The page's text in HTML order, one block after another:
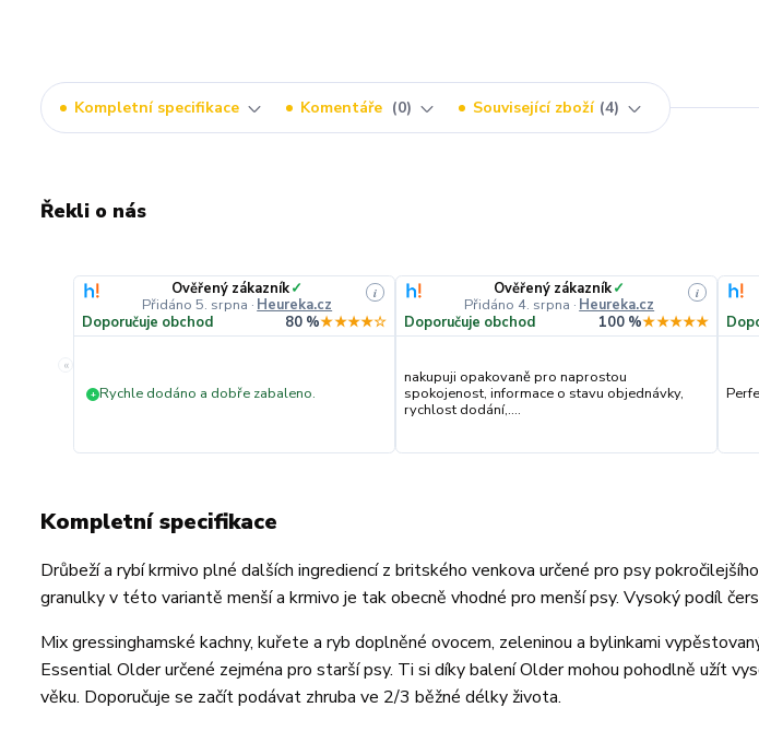
Kompletní specifikace Komentáře 0 Související zboží 4
Řekli o nás
«
Ověřený zákazník✓
Přidáno 5. srpna · Heureka.cz
i
Doporučuje obchod 80 %★★★★☆
+ Rychle dodáno a dobře zabaleno.
Ověřený zákazník✓
Přidáno 4. srpna · Heureka.cz
i
Doporučuje obchod 100 %★★★★★
nakupuji opakovaně pro naprostou
spokojenost, informace o stavu objednávky,
rychlost dodání,....
Kompletní specifikace
Drůbeží a rybí krmivo plné dalších ingrediencí z britského venkova určené pro psy
granulky v této variantě menší a krmivo je tak obecně vhodné pro menší psy. Vysoký podíl
Mix gressinghamské kachny, kuřete a ryb doplněné ovocem, zeleninou a bylinkami
Essential Older určené zejména pro starší psy. Ti si díky balení Older mohou pohodlně užít
věku. Doporučuje se začít podávat zhruba ve 2/3 běžné délky života.